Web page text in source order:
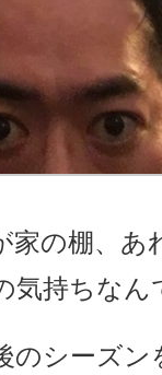
家の棚、
気持ちなん
のシーズ